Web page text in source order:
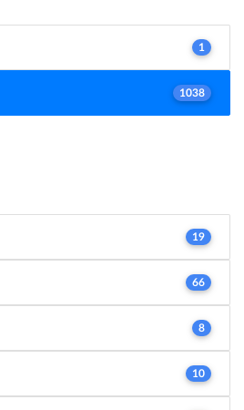
1
1038
19
66
8
10